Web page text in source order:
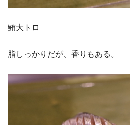
鮪大トロ
脂しっかりだが、香りもある。